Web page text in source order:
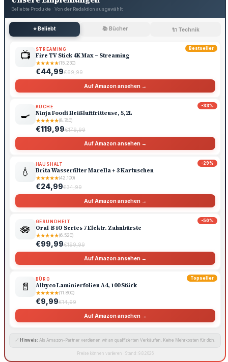
Beliebte Produkte · Von der Redaktion ausgewählt
⭐ Beliebt 📚 Bücher 🔌 Technik
Bestseller
📺 STREAMING
Fire TV Stick 4K Max – Streaming
★★★★★(15.230)
€44,99€69,99
Auf Amazon ansehen →
-33%
🍳
KÜCHE
Ninja Foodi Heißluftfritteuse, 5,2L
★★★★★(8.740)
€119,99€179,99
Auf Amazon ansehen →
-29%
💧
HAUSHALT
Brita Wasserfilter Marella + 3 Kartuschen
★★★★★(42.100)
€24,99€34,99
Auf Amazon ansehen →
-50%
🪷
GESUNDHEIT
Oral-B iO Series 7 Elektr. Zahnbürste
★★★★★(6.520)
€99,99€199,99
Auf Amazon ansehen →
Topseller
📄
BÜRO
Albyco Laminierfolien A4, 100 Stück
★★★★★(11.800)
€9,99€14,99
Auf Amazon ansehen →
🔗 Hinweis: Als Amazon-Partner verdienen wir an qualifizierten Verkäufen. Keine Mehrkosten für dich.
Preise können variieren · Stand: 9.8.2026